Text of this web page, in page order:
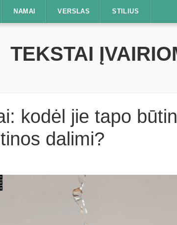
NAMAI VERSLAS STILIUS
TEKSTAI
kodėl jie tapo
dalimi?